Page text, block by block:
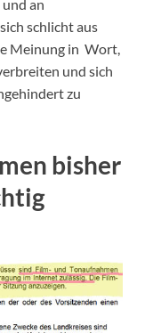
an
schlicht aus
Meinung in Wort,
und sich
zu
bisher